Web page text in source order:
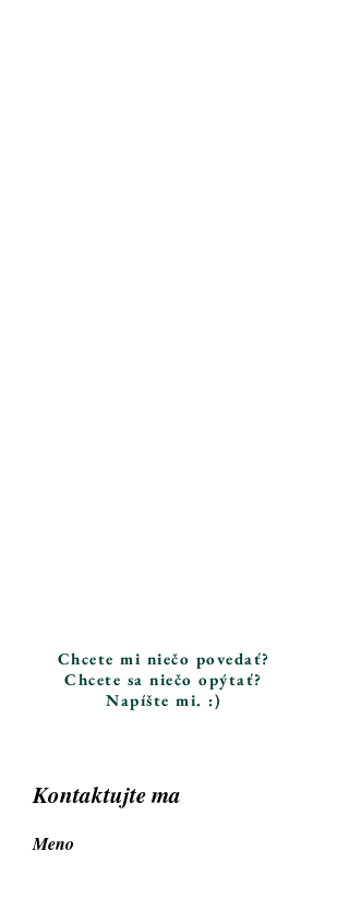
Chcete mi niečo povedať?
Chcete sa niečo opýtať?
Napíšte mi. :)
Kontaktujte ma
Meno